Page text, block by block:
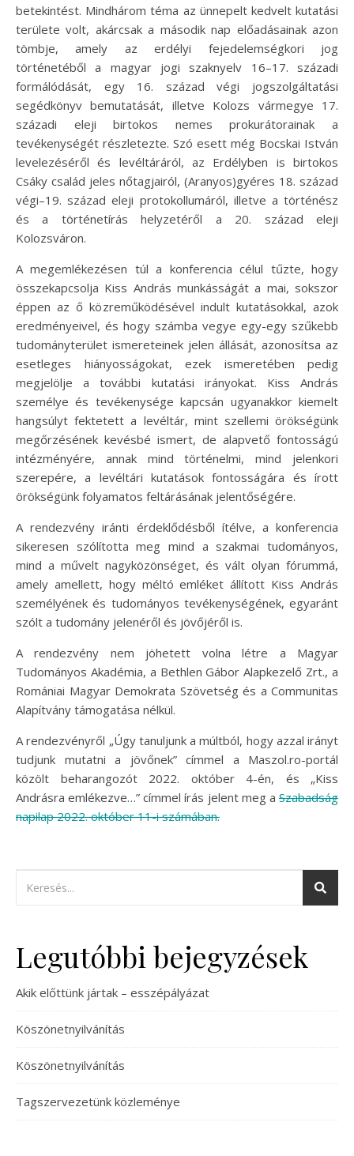
betekintést. Mindhárom téma az ünnepelt kedvelt kutatási
területe volt, akárcsak a második nap előadásainak azon
tömbje, amely az erdélyi fejedelemségkori jog
történetéből a magyar jogi szaknyelv 16–17. századi
formálódását, egy 16. század végi jogszolgáltatási
segédkönyv bemutatását, illetve Kolozs vármegye 17.
századi eleji birtokos nemes prokurátorainak a
tevékenységét részletezte. Szó esett még Bocskai István
levelezéséről és levéltáráról, az Erdélyben is birtokos
Csáky család jeles nőtagjairól, (Aranyos)gyéres 18. század
végi–19. század eleji protokollumáról, illetve a történész
és a történetírás helyzetéről a 20. század eleji
Kolozsváron.
A megemlékezésen túl a konferencia célul tűzte, hogy
összekapcsolja Kiss András munkásságát a mai, sokszor
éppen az ő közreműködésével indult kutatásokkal, azok
eredményeivel, és hogy számba vegye egy-egy szűkebb
tudományterület ismereteinek jelen állását, azonosítsa az
esetleges hiányosságokat, ezek ismeretében pedig
megjelölje a további kutatási irányokat. Kiss András
személye és tevékenysége kapcsán ugyanakkor kiemelt
hangsúlyt fektetett a levéltár, mint szellemi örökségünk
megőrzésének kevésbé ismert, de alapvető fontosságú
intézményére, annak mind történelmi, mind jelenkori
szerepére, a levéltári kutatások fontosságára és írott
örökségünk folyamatos feltárásának jelentőségére.
A rendezvény iránti érdeklődésből ítélve, a konferencia
sikeresen szólította meg mind a szakmai tudományos,
mind a művelt nagyközönséget, és vált olyan fórummá,
amely amellett, hogy méltó emléket állított Kiss András
személyének és tudományos tevékenységének, egyaránt
szólt a tudomány jelenéről és jövőjéről is.
A rendezvény nem jöhetett volna létre a Magyar
Tudományos Akadémia, a Bethlen Gábor Alapkezelő Zrt., a
Romániai Magyar Demokrata Szövetség és a Communitas
Alapítvány támogatása nélkül.
A rendezvényről „Úgy tanuljunk a múltból, hogy azzal irányt
tudjunk mutatni a jövőnek” címmel a Maszol.ro-portál
közölt beharangozót 2022. október 4-én, és „Kiss
Andrásra emlékezve…” címmel írás jelent meg a Szabadság
napilap 2022. október 11-i számában.
Legutóbbi bejegyzések
Akik előttünk jártak – esszépályázat
Köszönetnyilvánítás
Köszönetnyilvánítás
Tagszervezetünk közleménye